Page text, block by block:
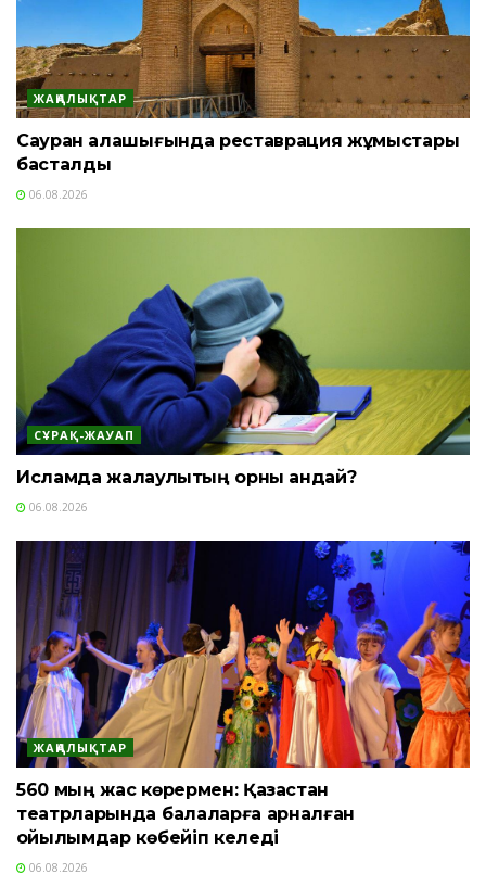
ЖАҢАЛЫҚТАР
Сауран қалашығында реставрация жұмыстары
басталды
06.08.2026
СҰРАҚ-ЖАУАП
Исламда жалқаулықтың орны қандай?
06.08.2026
ЖАҢАЛЫҚТАР
560 мың жас көрермен: Қазақстан
театрларында балаларға арналған
қойылымдар көбейіп келеді
06.08.2026